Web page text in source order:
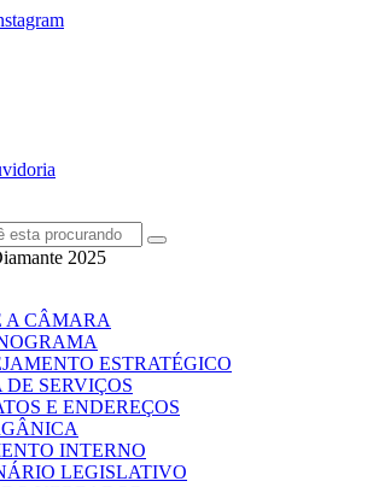
A CÂMARA
ESTRATÉGICO
DE SERVIÇOS
E ENDEREÇOS
INTERNO
LEGISLATIVO